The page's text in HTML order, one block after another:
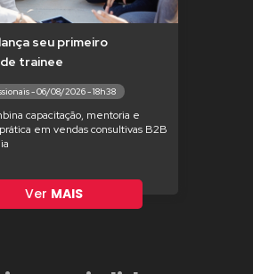
seu primeiro
trainee
- 06/08/2026 - 18h38
capacitação, mentoria e
em vendas consultivas B2B
Ver MAIS